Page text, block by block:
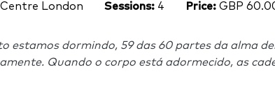
London Sessions: 4 Price: GBP
estamos dormindo, 59 das 60 partes da alma
Quando o corpo está adormecido, as